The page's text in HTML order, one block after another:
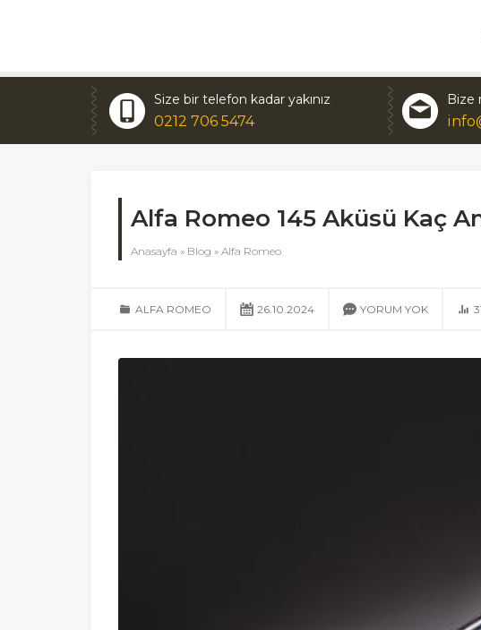
Size bir telefon kadar yakınız
0212 706 5474
Bize
Alfa Romeo 145 Aküsü Kaç
Anasayfa » Blog » Alfa Romeo
ALFA ROMEO 26.10.2024 YORUM YOK